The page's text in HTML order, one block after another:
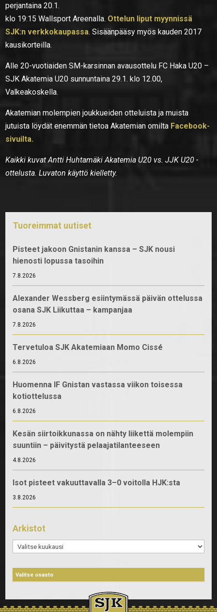
perjantaina 20.1.
klo 19:15 Wallsport Areenalla. Ottelun liput myynnissä
SJK:n verkkokaupassa. Sisäänpääsy myös kauden 2017
kausikorteilla.
Alle 20-vuotiaiden SM-karsinnan avausottelu FC Haka U20 –
SJK Akatemia U20 sunnuntaina 29.1. klo 12.00,
Valkeakoskella.
Akatemian molempien joukkueiden otteluista ja muista
jutuista löydät enemmän tietoa Akatemian omilta Facebook-
sivuilta.
Kaikki kuvat Antti Huhtamäki Akatemia U20 vs. JJK U20 -
ottelusta. Luvaton käyttö kielletty.
Tuoreimmat uutiset
Pisteet jakoon Gnistanin kanssa – SJK nousi
hienosti lopussa tasoihin
7.8.2026
Alexander Wessberg esiintymässä päivän ottelussa
osana SJK Liikuttaa – kampanjaa
7.8.2026
Tervetuloa SJK Akatemiaan Momo Cissé
6.8.2026
Huomenna IF Gnistan vastassa viikon toisessa
kotiottelussa
6.8.2026
Kesän siirtoikkunassa on nähty liikettä molempiin
suuntiin – päivitystä pelaajatilanteeseen
4.8.2026
Isot pisteet vakuuttavalla 3–0 voitolla HJK:sta
3.8.2026
Arkistot
Arkistot